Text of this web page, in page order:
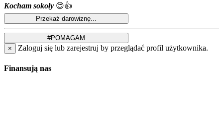
Kocham sokoły 😊👍
× Zaloguj się lub zarejestruj by przeglądać profil użytkownika.
Finansują nas